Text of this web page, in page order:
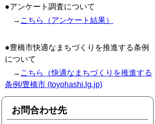
●アンケート調査について
→ こちら（アンケート結果）
●豊橋市快適なまちづくりを推進する条例
について
→ こちら（快適なまちづくりを推進する
条例/豊橋市 (toyohashi.lg.jp)
お問合わせ先